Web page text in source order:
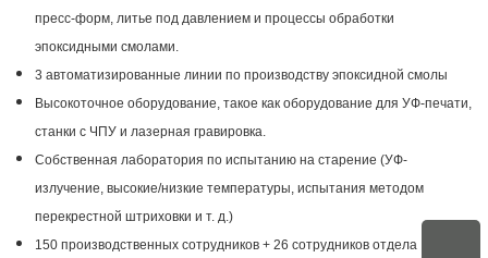
пресс-форм, литье под давлением и процессы обработки
эпоксидными смолами.
3 автоматизированные линии по производству эпоксидной смолы
Высокоточное оборудование, такое как оборудование для УФ-печати,
станки с ЧПУ и лазерная гравировка.
Собственная лаборатория по испытанию на старение (УФ-
излучение, высокие/низкие температуры, испытания методом
перекрестной штриховки и т. д.)
150 производственных сотрудников + 26 сотрудников отдела